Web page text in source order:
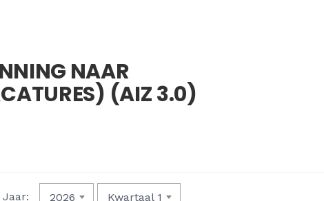
NAAR
(AIZ 3.0)